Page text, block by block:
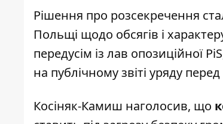
Рішення про розсекречення
Польщі щодо обсягів і
передусім із лав опозиційної
на публічному звіті уряду
Косіняк-Камиш наголосив, що